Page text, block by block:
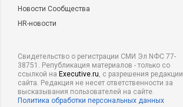
Новости Сообщества
HR-новости
Свидетельство о регистрации СМИ Эл NФС 77-
38751. Републикация материалов - только со
ссылкой на Executive.ru, с разрешения редакции
сайта. Редакция не несет ответственности за
высказывания пользователей на сайте.
Политика обработки персональных данных